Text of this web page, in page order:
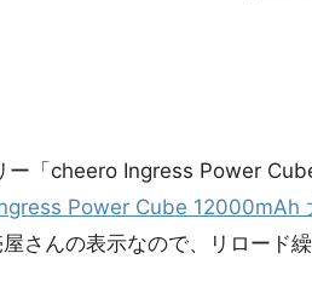
ー「cheero Ingress Power
Power Cube 12000mAh
さんの表示なので、リロード